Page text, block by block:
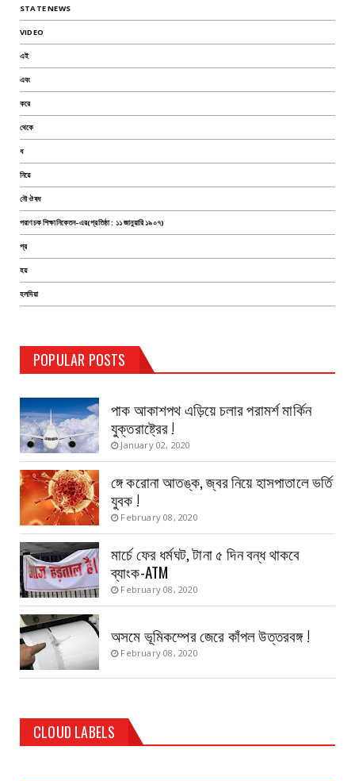
STATE NEWS
VIDEO
এই
এবং
করে
থেকে
ধ
নিয়ে
নৌ ঔষধ
পরাণচক শিক্ষানিকেতন-এর(প্রতিষ্ঠা : ১১ জানুয়ারি ১৯০৭)
প্র
হয়
হলদিয়া
POPULAR POSTS
TEST PAGE
August 14, 2019
পাক আকাশপথ এড়িয়ে চলার পরামর্শ মার্কিন
যুক্তরাষ্ট্রের !
January 02, 2020
ঙ্গে করোনা আতঙ্ক, জ্বর নিয়ে হাসপাতালে ভর্তি
যুবক !
February 08, 2020
মার্চে ফের ধর্মঘট, টানা ৫ দিন বন্ধ থাকবে
ব্যাংক-ATM
February 08, 2020
অসমে ভূমিকম্পের জেরে কাঁপল উত্তরবঙ্গ !
February 08, 2020
CLOUD LABELS